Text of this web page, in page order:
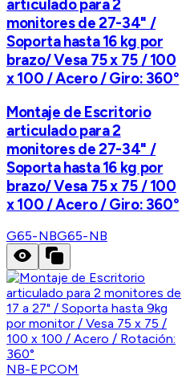
articulado para 2
monitores de 27-34" /
Soporta hasta 16 kg por
brazo/ Vesa 75 x 75 / 100
x 100 / Acero / Giro: 360°
Montaje de Escritorio
articulado para 2
monitores de 27-34" /
Soporta hasta 16 kg por
brazo/ Vesa 75 x 75 / 100
x 100 / Acero / Giro: 360°
G65-NBG65-NB
NB-EPCOM